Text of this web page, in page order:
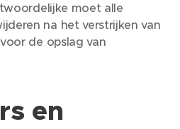
moet alle
na het verstrijken van
de opslag van
en